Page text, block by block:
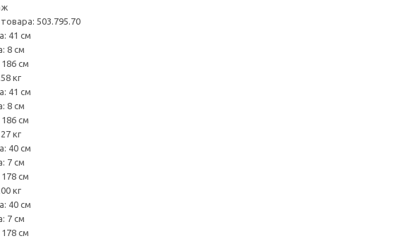
503.795.70
41 см
8 см
см
кг
41 см
8 см
см
кг
40 см
7 см
см
кг
40 см
7 см
см